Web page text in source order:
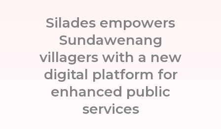
Silades empowers
Sundawenang
villagers with a new
digital platform for
enhanced public
services